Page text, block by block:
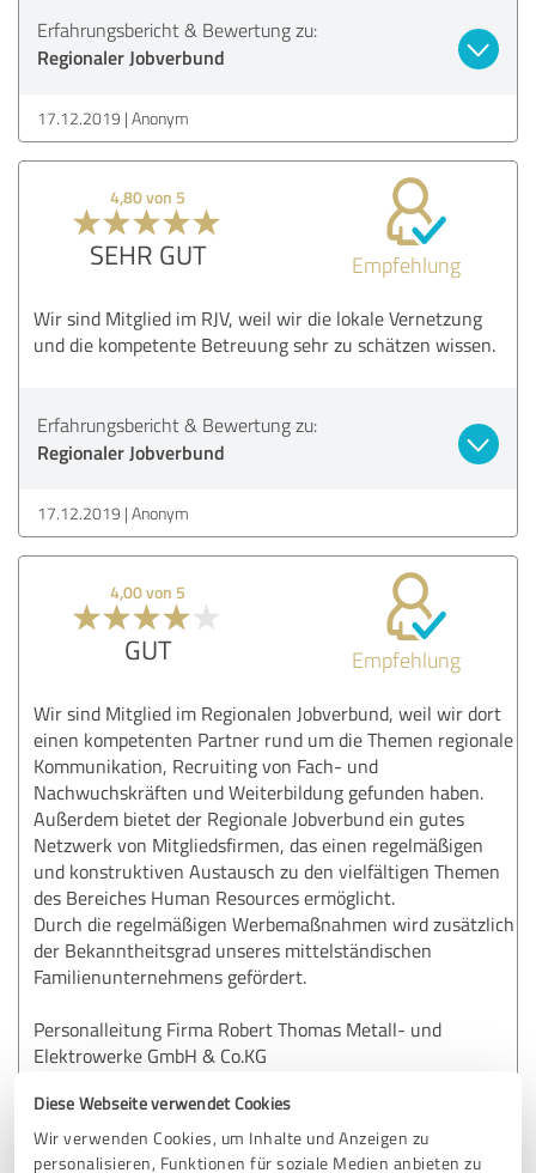
Diese Webseite verwendet Cookies
Wir verwenden Cookies, um Inhalte und Anzeigen zu
personalisieren, Funktionen für soziale Medien anbieten zu
Erfahrungsbericht & Bewertung zu:
Regionaler Jobverbund
17.12.2019 Anonym
4,80 von 5
SEHR GUT Empfehlung
Wir sind Mitglied im RJV, weil wir die lokale Vernetzung
und die kompetente Betreuung sehr zu schätzen wissen.
Erfahrungsbericht & Bewertung zu:
Regionaler Jobverbund
17.12.2019 Anonym
4,00 von 5
GUT Empfehlung
Wir sind Mitglied im Regionalen Jobverbund, weil wir dort
einen kompetenten Partner rund um die Themen regionale
Kommunikation, Recruiting von Fach- und
Nachwuchskräften und Weiterbildung gefunden haben.
Außerdem bietet der Regionale Jobverbund ein gutes
Netzwerk von Mitgliedsfirmen, das einen regelmäßigen
und konstruktiven Austausch zu den vielfältigen Themen
des Bereiches Human Resources ermöglicht.
Durch die regelmäßigen Werbemaßnahmen wird zusätzlich
der Bekanntheitsgrad unseres mittelständischen
Familienunternehmens gefördert.
Personalleitung Firma Robert Thomas Metall- und
Elektrowerke GmbH & Co.KG
Erfahrungsbericht & Bewertung zu:
Regionaler Jobverbund